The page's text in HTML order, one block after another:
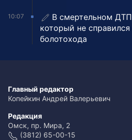
10:07
В смертельном
который не
болотохода
Главный редактор
Копейкин Андрей Валерьевич
Редакция
Омск, пр. Мира, 2
(3812) 65-00-15